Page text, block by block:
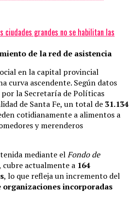
ciudades grandes no se habilitan las
de la red de asistencia
en la capital provincial
curva ascendente. Según datos
la Secretaría de Políticas
de Santa Fe, un total de 31.134
cotidianamente a alimentos a
y merenderos
mediante elFondo de
cubre actualmente a 164
, lo que refleja un incremento del
organizaciones incorporadas